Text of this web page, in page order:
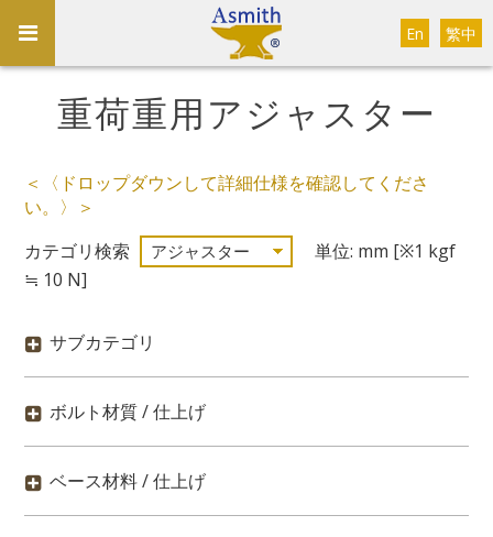
繁中
En
重荷重用アジャスター
＜〈ドロップダウンして詳細仕様を確認してくださ
い。〉＞
カテゴリ検索
単位: mm [※1 kgf
≒ 10 N]
サブカテゴリ
ボルト材質 / 仕上げ
ベース材料 / 仕上げ